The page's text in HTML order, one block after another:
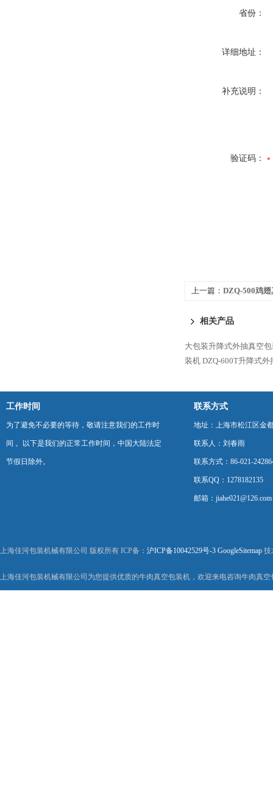
省份：
详细地址：
补充说明：
验证码：
上一篇： DZQ-500鸡
相关产品
大包装升降式外抽真空
装机 DZQ-600T升降式外
工作时间
为了避免不必要的等待，敬请注意我们的工作时
间 。以下是我们的正常工作时间，中国大陆法定
节假日除外。
联系方式
地址：上海市松江区金
联系人：刘春雨
联系方式：86-021-
联系QQ：1278182135
邮箱：jiahe021@126.com
上海佳河包装机械有限公司 版权所有 ICP备： 沪ICP备10042529号-3 GoogleSitemap 技
上海佳河包装机械有限公司为您提供优质的牛肉真空包装机，欢迎来电咨询牛肉真